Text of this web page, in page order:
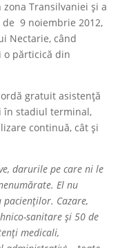
Transilvaniei şi a
9 noiembrie 2012,
Nectarie, când
părticică din
gratuit asistență
în stadiul terminal,
continuă, cât și
darurile pe care ni le
El nu
Cazare,
sanitare și 50 de
medicali,